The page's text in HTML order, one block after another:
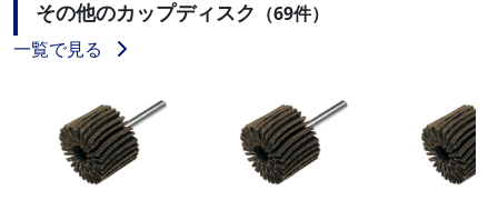
その他のカップディスク （69件）
一覧で見る